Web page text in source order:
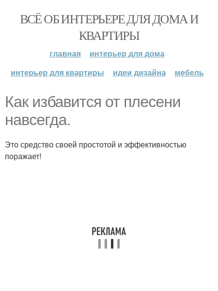
ВСЁ ОБ ИНТЕРЬЕРЕ ДЛЯ ДОМА И
КВАРТИРЫ
главная
интерьер для дома
интерьер для квартиры
идеи дизайна мебель
Как избавится от плесени
навсегда.
Это средство своей простотой и эффективностью
поражает!